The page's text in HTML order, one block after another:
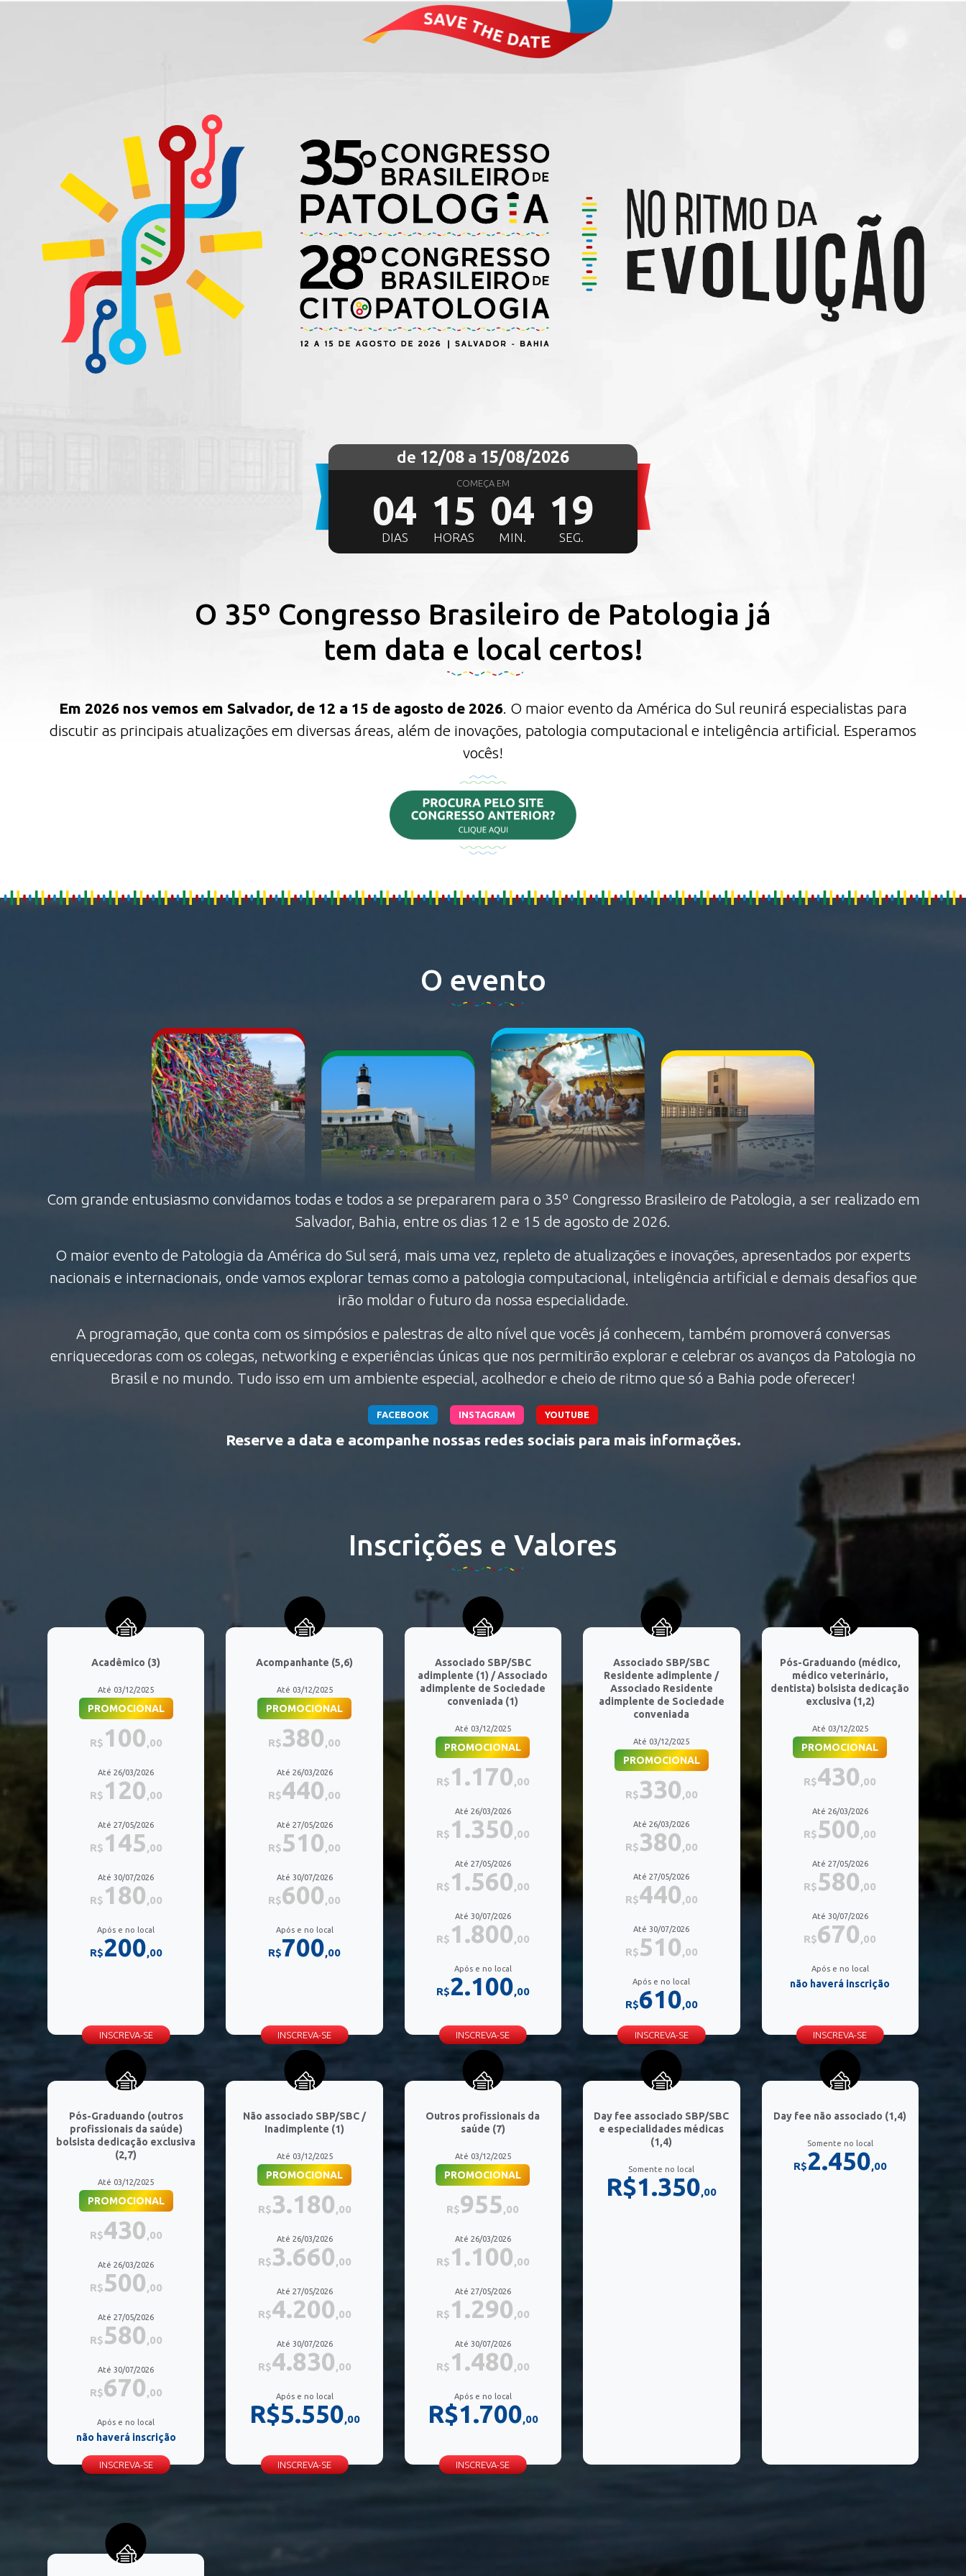
de 12/08 a 15/08/2026
COMEÇA EM
04
DIAS
15
HORAS
04
MIN.
17
SEG.
O 35º Congresso Brasileiro de Patologia já
tem data e local certos!
Em 2026 nos vemos em Salvador, de 12 a 15 de agosto de 2026. O maior evento da América do Sul reunirá especialistas para
discutir as principais atualizações em diversas áreas, além de inovações, patologia computacional e inteligência artificial. Esperamos
vocês!
O evento
Com grande entusiasmo convidamos todas e todos a se prepararem para o 35º Congresso Brasileiro de Patologia, a ser realizado em
Salvador, Bahia, entre os dias 12 e 15 de agosto de 2026.
O maior evento de Patologia da América do Sul será, mais uma vez, repleto de atualizações e inovações, apresentados por experts
nacionais e internacionais, onde vamos explorar temas como a patologia computacional, inteligência artificial e demais desafios que
irão moldar o futuro da nossa especialidade.
A programação, que conta com os simpósios e palestras de alto nível que vocês já conhecem, também promoverá conversas
enriquecedoras com os colegas, networking e experiências únicas que nos permitirão explorar e celebrar os avanços da Patologia no
Brasil e no mundo. Tudo isso em um ambiente especial, acolhedor e cheio de ritmo que só a Bahia pode oferecer!
FACEBOOK INSTAGRAM YOUTUBE
Reserve a data e acompanhe nossas redes sociais para mais informações.
Inscrições e Valores
Acadêmico (3)
Até 03/12/2025
PROMOCIONAL
R$ 100,00
Até 26/03/2026
R$ 120,00
Até 27/05/2026
R$ 145,00
Até 30/07/2026
R$ 180,00
Após e no local
R$200,00
INSCREVA-SE
Acompanhante (5,6)
Até 03/12/2025
PROMOCIONAL
R$380,00
Até 26/03/2026
R$440,00
Até 27/05/2026
R$510,00
Até 30/07/2026
R$600,00
Após e no local
R$700,00
INSCREVA-SE
Associado SBP/SBC
adimplente (1) / Associado
adimplente de Sociedade
conveniada (1)
Até 03/12/2025
PROMOCIONAL
R$ 1.170,00
Até 26/03/2026
R$ 1.350,00
Até 27/05/2026
R$ 1.560,00
Até 30/07/2026
R$ 1.800,00
Após e no local
R$2.100,00
INSCREVA-SE
Associado SBP/SBC
Residente adimplente /
Associado Residente
adimplente de Sociedade
conveniada
Até 03/12/2025
PROMOCIONAL
R$330,00
Até 26/03/2026
R$380,00
Até 27/05/2026
R$440,00
Até 30/07/2026
R$510,00
Após e no local
R$610,00
INSCREVA-SE
Pós-Graduando (médico,
médico veterinário,
dentista) bolsista dedicação
exclusiva (1,2)
Até 03/12/2025
PROMOCIONAL
R$430,00
Até 26/03/2026
R$500,00
Até 27/05/2026
R$580,00
Até 30/07/2026
R$670,00
Após e no local
não haverá inscrição
INSCREVA-SE
Pós-Graduando (outros
profissionais da saúde)
bolsista dedicação exclusiva
(2,7)
Até 03/12/2025
PROMOCIONAL
R$430,00
Até 26/03/2026
R$500,00
Até 27/05/2026
R$580,00
Até 30/07/2026
R$670,00
Após e no local
não haverá inscrição
INSCREVA-SE
Não associado SBP/SBC /
Inadimplente (1)
Até 03/12/2025
PROMOCIONAL
R$3.180,00
Até 26/03/2026
R$3.660,00
Até 27/05/2026
R$4.200,00
Até 30/07/2026
R$4.830,00
Após e no local
R$5.550,00
INSCREVA-SE
Outros profissionais da
saúde (7)
Até 03/12/2025
PROMOCIONAL
R$955,00
Até 26/03/2026
R$ 1.100,00
Até 27/05/2026
R$ 1.290,00
Até 30/07/2026
R$ 1.480,00
Após e no local
R$1.700,00
INSCREVA-SE
Day fee associado SBP/SBC
e especialidades médicas
(1,4)
Somente no local
R$1.350,00
Day fee não associado (1,4)
Somente no local
R$2.450,00